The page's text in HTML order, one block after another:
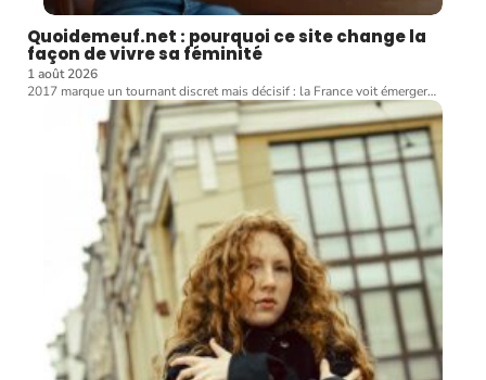
Quoidemeuf.net : pourquoi ce site change la
façon de vivre sa féminité
1 août 2026
2017 marque un tournant discret mais décisif : la France voit émerger…